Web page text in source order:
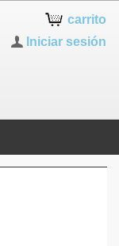
carrito
Iniciar sesión